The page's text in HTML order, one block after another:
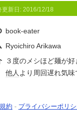
更新日: 2016/12/18
book-eater
Ryoichiro Arikawa
３度のメシほど麺が
他人より周回遅れ気味
約 - プライバシーポリ